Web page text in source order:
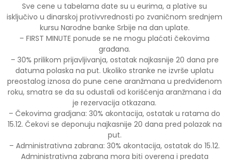
Sve cene u tabelama date su u eurima, a plative su
isključivo u dinarskoj protivvrednosti po zvaničnom srednjem
kursu Narodne banke Srbije na dan uplate.
– FIRST MINUTE ponude se ne mogu plaćati čekovima
građana.
– 30% prilikom prijavljivanja, ostatak najkasnije 20 dana pre
datuma polaska na put. Ukoliko stranke ne izvrše uplatu
preostalog iznosa do pune cene aranžmana u predviđenom
roku, smatra se da su odustali od korišćenja aranžmana i da
je rezervacija otkazana.
– Čekovima gradjana: 30% akontacija, ostatak u ratama do
15.12. Čekovi se deponuju najkasnije 20 dana pred polazak na
put.
– Administrativna zabrana: 30% akontacija, ostatak do 15.12.
Administrativna zabrana mora biti overena i predata